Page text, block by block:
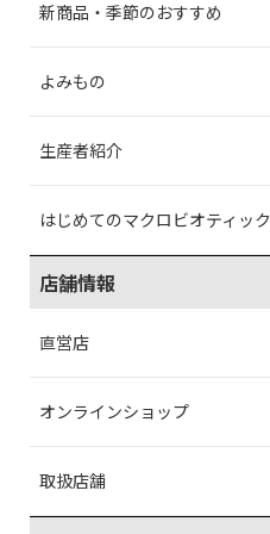
新商品・季節のおすすめ
よみもの
生産者紹介
はじめてのマクロビオティック
店舗情報
直営店
オンラインショップ
取扱店舗